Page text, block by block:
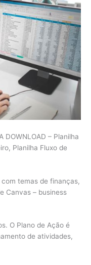
DOWNLOAD – Planilha
Planilha Fluxo de
com temas de finanças,
Canvas – business
O Plano de Ação é
de atividades,